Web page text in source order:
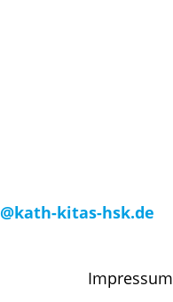
kitas-hsk.de
Impressum